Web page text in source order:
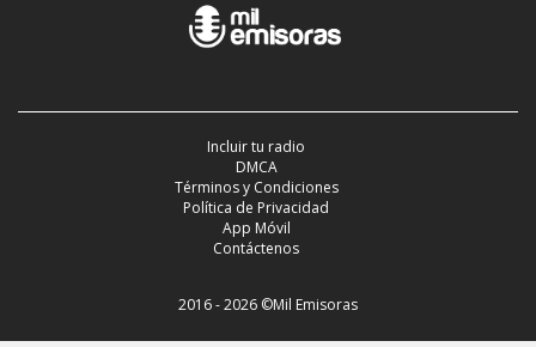
Incluir tu radio
DMCA
Términos y Condiciones
Política de Privacidad
App Móvil
Contáctenos
2016 - 2026 ©Mil Emisoras